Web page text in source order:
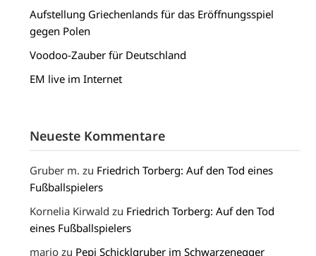
Aufstellung Griechenlands für das Eröffnungsspiel
gegen Polen
Voodoo-Zauber für Deutschland
EM live im Internet
Neueste Kommentare
Gruber m. zu Friedrich Torberg: Auf den Tod eines
Fußballspielers
Kornelia Kirwald zu Friedrich Torberg: Auf den Tod
eines Fußballspielers
mario zu Pepi Schicklgruber im Schwarzenegger